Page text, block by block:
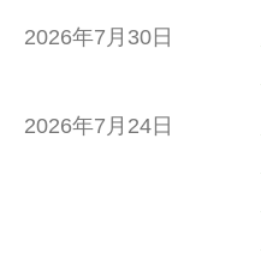
2026年7月30日
2026年7月24日